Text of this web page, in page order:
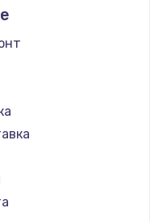
Nubia
Rover
Acer
HP
Poco
HTC
Nothing
iQOO